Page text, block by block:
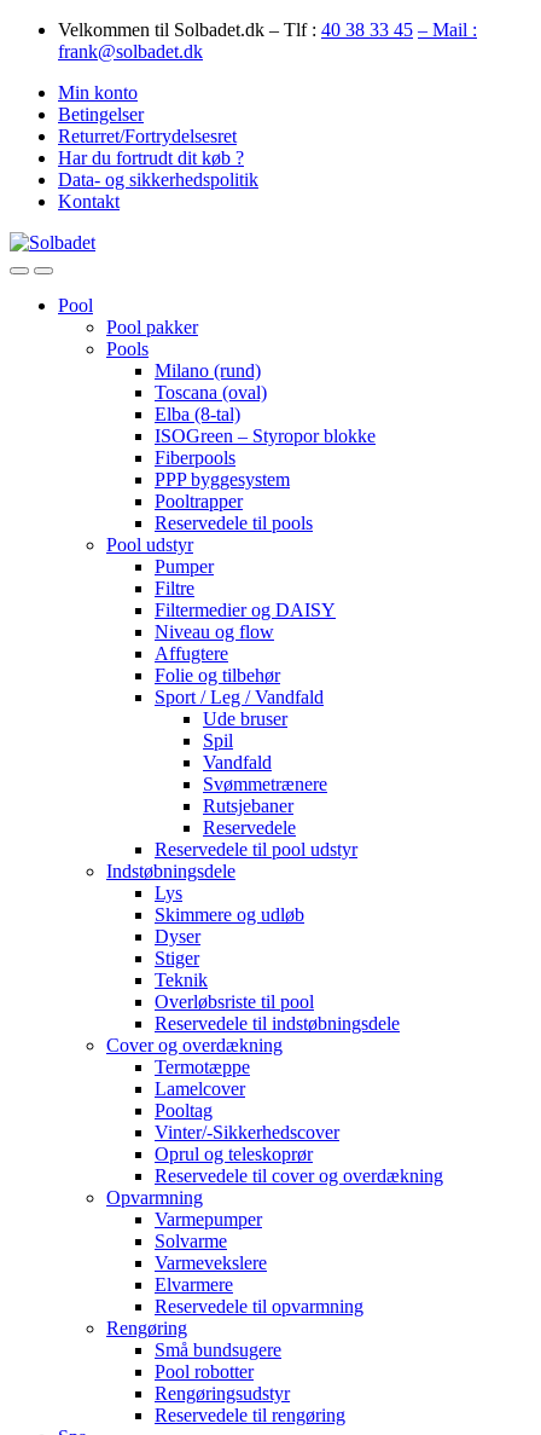
Skip
Skip
Velkommen til Solbadet.dk – Tlf : 40 38 33 45 – Mail :
frank@solbadet.dk
Min konto
Betingelser
Returret/Fortrydelsesret
Har du fortrudt dit køb ?
Data- og sikkerhedspolitik
Kontakt
OpenClose
Pool
Pool pakker
Pools
Milano (rund)
Toscana (oval)
Elba (8-tal)
ISOGreen – Styropor blokke
Fiberpools
PPP byggesystem
Pooltrapper
Reservedele til pools
Pool udstyr
Pumper
Filtre
Filtermedier og DAISY
Niveau og flow
Affugtere
Folie og tilbehør
Sport / Leg / Vandfald
Ude bruser
Spil
Vandfald
Svømmetrænere
Rutsjebaner
Reservedele
Reservedele til pool udstyr
Indstøbningsdele
Lys
Skimmere og udløb
Dyser
Stiger
Teknik
Overløbsriste til pool
Reservedele til indstøbningsdele
Cover og overdækning
Termotæppe
Lamelcover
Pooltag
Vinter/-Sikkerhedscover
Oprul og teleskoprør
Reservedele til cover og overdækning
Opvarmning
Varmepumper
Solvarme
Varmevekslere
Elvarmere
Reservedele til opvarmning
Rengøring
Små bundsugere
Pool robotter
Rengøringsudstyr
Reservedele til rengøring